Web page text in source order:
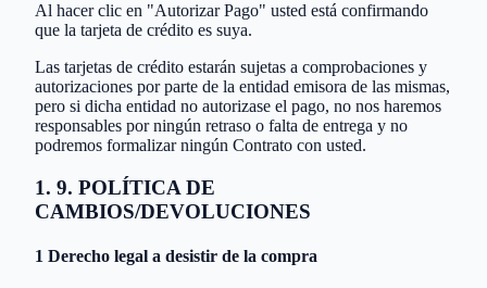
Al hacer clic en "Autorizar Pago" usted está confirmando
que la tarjeta de crédito es suya.
Las tarjetas de crédito estarán sujetas a comprobaciones y
autorizaciones por parte de la entidad emisora de las mismas,
pero si dicha entidad no autorizase el pago, no nos haremos
responsables por ningún retraso o falta de entrega y no
podremos formalizar ningún Contrato con usted.
1. 9. POLÍTICA DE
CAMBIOS/DEVOLUCIONES
1 Derecho legal a desistir de la compra